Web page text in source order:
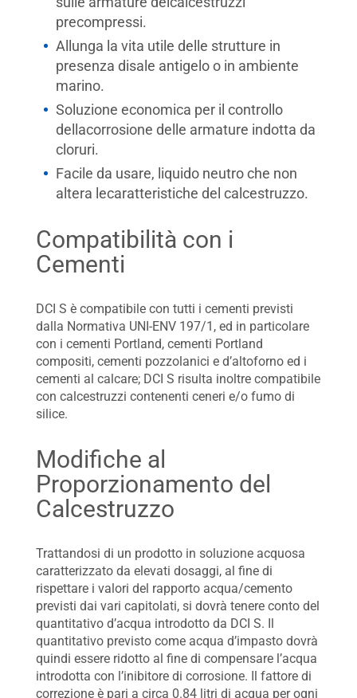
precompressi.
Allunga la vita utile delle strutture in
presenza disale antigelo o in ambiente
marino.
Soluzione economica per il controllo
dellacorrosione delle armature indotta da
cloruri.
Facile da usare, liquido neutro che non
altera lecaratteristiche del calcestruzzo.
Compatibilità con i
Cementi
DCI S è compatibile con tutti i cementi previsti
dalla Normativa UNI-ENV 197/1, ed in particolare
con i cementi Portland, cementi Portland
compositi, cementi pozzolanici e d’altoforno ed i
cementi al calcare; DCI S risulta inoltre compatibile
con calcestruzzi contenenti ceneri e/o fumo di
silice.
Modifiche al
Proporzionamento del
Calcestruzzo
Trattandosi di un prodotto in soluzione acquosa
caratterizzato da elevati dosaggi, al fine di
rispettare i valori del rapporto acqua/cemento
previsti dai vari capitolati, si dovrà tenere conto del
quantitativo d’acqua introdotto da DCI S. Il
quantitativo previsto come acqua d’impasto dovrà
quindi essere ridotto al fine di compensare l’acqua
introdotta con l’inibitore di corrosione. Il fattore di
correzione è pari a circa 0.84 litri di acqua per ogni